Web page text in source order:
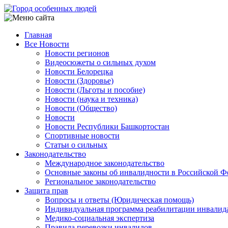
Перейти
к
содержанию
Main
navigation
Главная
Все Новости
Новости регионов
Видеосюжеты о сильных духом
Новости Белорецка
Новости (Здоровье)
Новости (Льготы и пособие)
Новости (наука и техника)
Новости (Общество)
Новости
Новости Республики Башкортостан
Спортивные новости
Статьи о сильных
Законодательство
Международное законодательство
Основные законы об инвалидности в Российской
Региональное законодательство
Защита прав
Вопросы и ответы (Юридическая помощь)
Индивидуальная программа реабилитации
Медико-социальная экспертиза